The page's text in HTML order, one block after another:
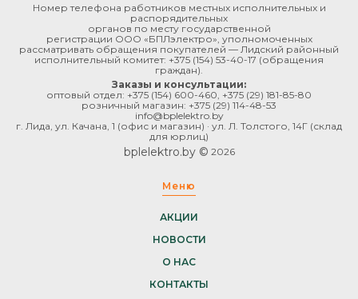
Номер телефона работников местных исполнительных и
распорядительных
органов по месту государственной
регистрации ООО «БПЛэлектро», уполномоченных
рассматривать обращения покупателей — Лидский районный
исполнительный комитет: +375 (154) 53-40-17 (обращения
граждан).
Заказы и консультации:
оптовый отдел: +375 (154) 600-460 +375 (29) 181-85-80
розничный магазин: +375 (29) 114-48-53
info@bplelektro.by
г. Лида, ул. Качана, 1 (офис и магазин) · ул. Л. Толстого, 14Г (склад
для юрлиц)
bplelektro.by © 2026
Меню
АКЦИИ
НОВОСТИ
О НАС
КОНТАКТЫ